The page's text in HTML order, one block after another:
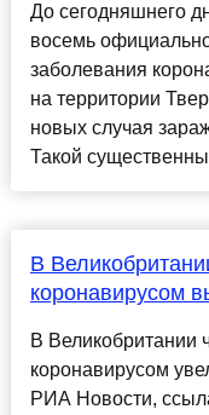
До сегодняшнего
восемь
заболевания
на территории
новых случая
Такой
В
коронавирусом
В Великобритании
коронавирусом
РИА Новости,